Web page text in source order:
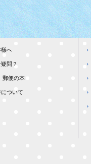
へ
問？
郵便の本
ついて